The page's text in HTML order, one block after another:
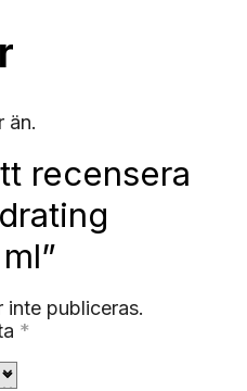
än.
recensera
inte publiceras.
*